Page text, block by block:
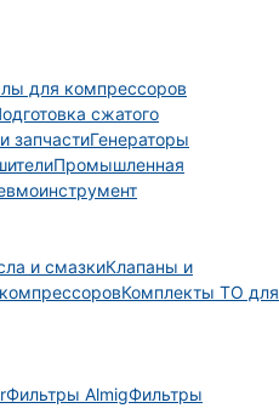
для компрессоров
сжатого
запчастиГенераторы
Промышленная
и смазкиКлапаны и
Комплекты ТО для
Фильтры AlmigФильтры